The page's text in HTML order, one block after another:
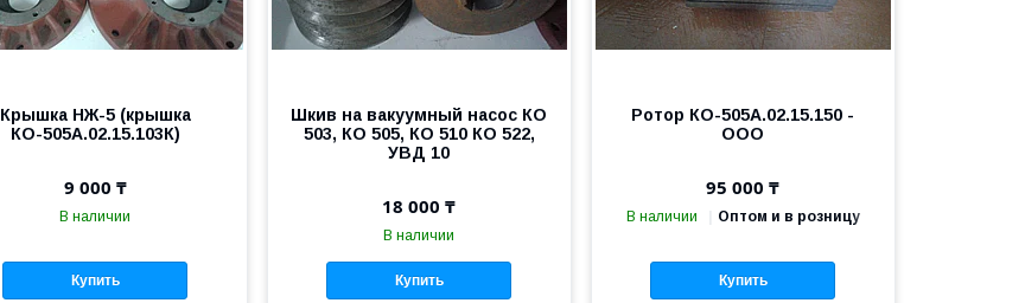
Крышка НЖ-5 (крышка
КО-505А.02.15.103К)
9 000 ₸
В наличии
Купить
Шкив на вакуумный насос КО
503, КО 505, КО 510 КО 522,
УВД 10
18 000 ₸
В наличии
Купить
Ротор КО-505А.02.15.150 -
OOO
95 000 ₸
В наличии Оптом и в розницу
Купить